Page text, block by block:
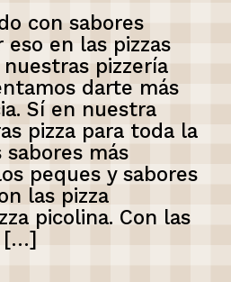
con sabores
en las pizzas
pizzería
darte más
Sí en nuestra
pizza para toda la
más
peques y sabores
las pizza
picolina. Con las
[…]